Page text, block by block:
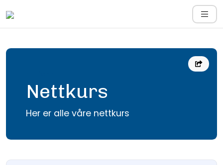
Nettkurs
Her er alle våre nettkurs